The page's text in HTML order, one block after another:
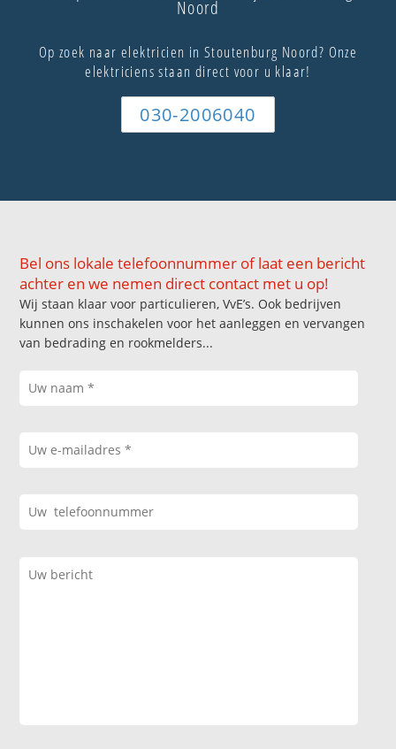
Noord
Op zoek naar elektricien in Stoutenburg Noord? Onze
elektriciens staan direct voor u klaar!
030-2006040
Bel ons lokale telefoonnummer of laat een bericht
achter en we nemen direct contact met u op!
Wij staan klaar voor particulieren, VvE’s. Ook bedrijven
kunnen ons inschakelen voor het aanleggen en vervangen
van bedrading en rookmelders...